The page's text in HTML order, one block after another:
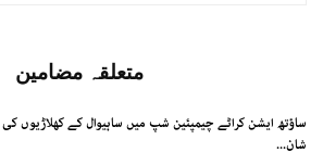
متعلقہ مضامین
ساؤتھ ایشن کراٹے چیمپئین شپ میں ساہیوال کے کھلاڑیوں کی
شان...